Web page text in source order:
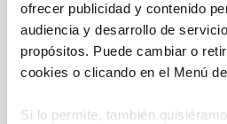
ofrecer publicidad y contenido
audiencia y desarrollo de
propósitos. Puede cambiar o
cookies o clicando en el Menú
Si lo permite, también